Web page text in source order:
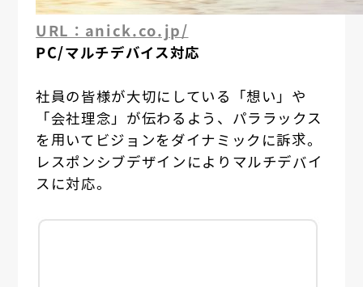
URL：anick.co.jp/
PC/マルチデバイス対応
社員の皆様が大切にしている「想い」や
「会社理念」が伝わるよう、パララックス
を用いてビジョンをダイナミックに訴求。
レスポンシブデザインによりマルチデバイ
スに対応。